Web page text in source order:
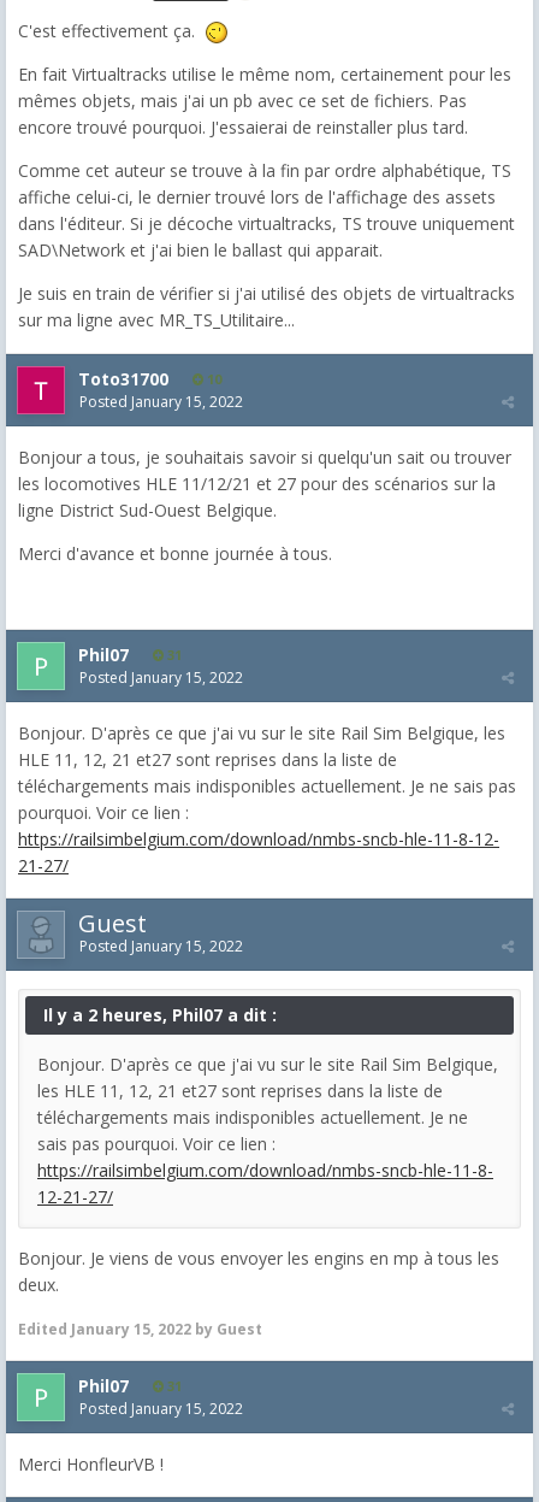
C'est effectivement ça.
En fait Virtualtracks utilise le même nom, certainement pour les
mêmes objets, mais j'ai un pb avec ce set de fichiers. Pas
encore trouvé pourquoi. J'essaierai de reinstaller plus tard.
Comme cet auteur se trouve à la fin par ordre alphabétique, TS
affiche celui-ci, le dernier trouvé lors de l'affichage des assets
dans l'éditeur. Si je décoche virtualtracks, TS trouve uniquement
SAD\Network et j'ai bien le ballast qui apparait.
Je suis en train de vérifier si j'ai utilisé des objets de virtualtracks
sur ma ligne avec MR_TS_Utilitaire...
Toto31700 10
Posted January 15, 2022
Bonjour a tous, je souhaitais savoir si quelqu'un sait ou trouver
les locomotives HLE 11/12/21 et 27 pour des scénarios sur la
ligne District Sud-Ouest Belgique.
Merci d'avance et bonne journée à tous.
Phil07 31
Posted January 15, 2022
Bonjour. D'après ce que j'ai vu sur le site Rail Sim Belgique, les
HLE 11, 12, 21 et27 sont reprises dans la liste de
téléchargements mais indisponibles actuellement. Je ne sais pas
pourquoi. Voir ce lien :
https://railsimbelgium.com/download/nmbs-sncb-hle-11-8-12-
21-27/
Guest
Posted January 15, 2022
Il y a 2 heures, Phil07 a dit :
Bonjour. D'après ce que j'ai vu sur le site Rail Sim Belgique,
les HLE 11, 12, 21 et27 sont reprises dans la liste de
téléchargements mais indisponibles actuellement. Je ne
sais pas pourquoi. Voir ce lien :
https://railsimbelgium.com/download/nmbs-sncb-hle-11-8-
12-21-27/
Bonjour. Je viens de vous envoyer les engins en mp à tous les
deux.
Edited January 15, 2022 by Guest
Phil07 31
Posted January 15, 2022
Merci HonfleurVB !